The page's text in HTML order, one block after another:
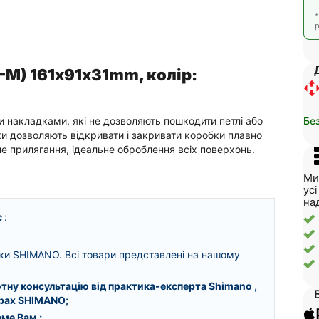
Ми
161х91х31mm, колір:
накладками, які не дозволяють пошкодити петлі або
відкривати і закривати коробки плавно
ідеальне оброблення всіх поверхонь.
:
SHIMANO. Всі товари представлені на нашому
консультацію від практика-експерта Shimano ,
SHIMANO;